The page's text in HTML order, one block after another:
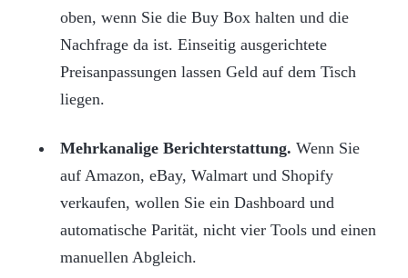
oben, wenn Sie die Buy Box halten und die
Nachfrage da ist. Einseitig ausgerichtete
Preisanpassungen lassen Geld auf dem Tisch
liegen.
Mehrkanalige Berichterstattung. Wenn Sie
auf Amazon, eBay, Walmart und Shopify
verkaufen, wollen Sie ein Dashboard und
automatische Parität, nicht vier Tools und einen
manuellen Abgleich.